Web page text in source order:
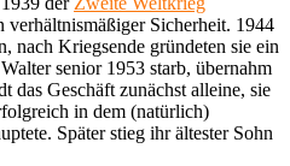
verhältnismäßiger Sicherheit. 1944
nach Kriegsende gründeten sie ein
senior 1953 starb, übernahm
das Geschäft zunächst alleine, sie
in dem (natürlich)
Später stieg ihr ältester Sohn